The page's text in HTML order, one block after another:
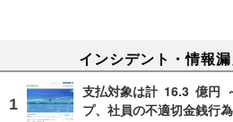
インシデント・情報
支払対象は計 16.3 億円
プ、社員の不適切金銭行